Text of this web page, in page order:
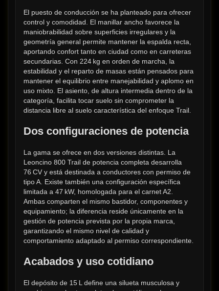
El puesto de conducción se ha planteado para ofrecer
control y comodidad. El manillar ancho favorece la
maniobrabilidad sobre superficies irregulares y la
geometría general permite mantener la espalda recta,
aportando confort tanto en ciudad como en carreteras
secundarias. Con 224 kg en orden de marcha, la
estabilidad y el reparto de masas están pensados para
mantener el equilibrio entre manejabilidad y aplomo en
uso mixto. El asiento, de altura intermedia dentro de la
categoría, facilita tocar suelo sin comprometer la
distancia libre al suelo característica del enfoque Trail.
Dos configuraciones de potencia
La gama se ofrece en dos versiones distintas. La
Leoncino 800 Trail de potencia completa desarrolla
76 CV y está destinada a conductores con permiso de
tipo A. Existe también una configuración específica
limitada a 47 kW, homologada para el carnet A2.
Ambas comparten el mismo bastidor, componentes y
equipamiento; la diferencia reside únicamente en la
gestión de potencia prevista por la propia marca,
garantizando el mismo nivel de calidad y
comportamiento adaptado al permiso correspondiente.
Acabados y uso cotidiano
El depósito de 15 L define una silueta musculosa y